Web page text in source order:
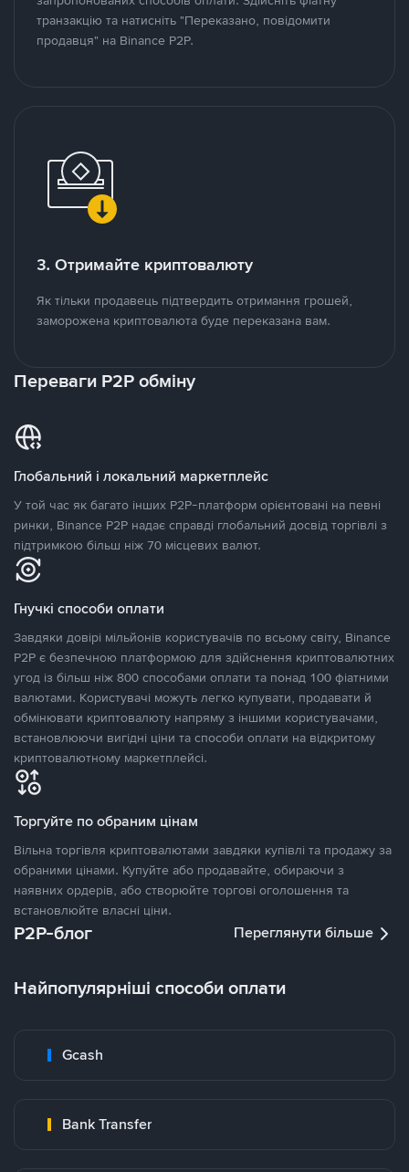
транзакцію та натисніть "Переказано, повідомити
продавця" на Binance P2P.
3. Отримайте криптовалюту
Як тільки продавець підтвердить отримання грошей,
заморожена криптовалюта буде переказана вам.
Переваги P2P обміну
Глобальний і локальний маркетплейс
У той час як багато інших P2P-платформ орієнтовані на певні
ринки, Binance P2P надає справді глобальний досвід торгівлі з
підтримкою більш ніж 70 місцевих валют.
Гнучкі способи оплати
Завдяки довірі мільйонів користувачів по всьому світу, Binance
P2P є безпечною платформою для здійснення криптовалютних
угод із більш ніж 800 способами оплати та понад 100 фіатними
валютами. Користувачі можуть легко купувати, продавати й
обмінювати криптовалюту напряму з іншими користувачами,
встановлюючи вигідні ціни та способи оплати на відкритому
криптовалютному маркетплейсі.
Торгуйте по обраним цінам
Вільна торгівля криптовалютами завдяки купівлі та продажу за
обраними цінами. Купуйте або продавайте, обираючи з
наявних ордерів, або створюйте торгові оголошення та
встановлюйте власні ціни.
P2P-блог Переглянути більше
Найпопулярніші способи оплати
Gcash
Bank Transfer